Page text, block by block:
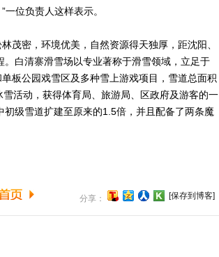
位负责人这样表示。
密，环境优美，自然资源得天独厚，距沈阳、
白清寨滑雪场以专业著称于滑雪领域，立足于
板公园戏雪区及多种雪上游戏项目，雪道总面积
活动，获得体育局、旅游局、区政府及游客的一
级雪道扩建至原来的1.5倍，并且配备了两条魔
分享： [保存到博客]